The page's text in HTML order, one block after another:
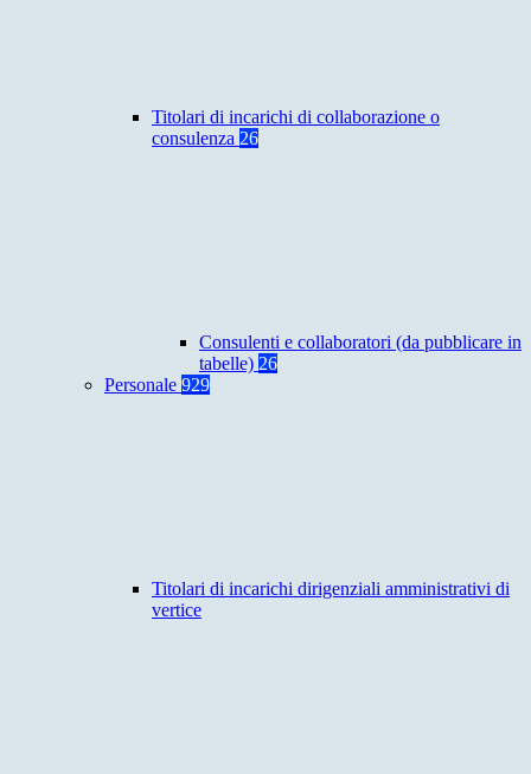
Titolari di incarichi di collaborazione o
consulenza 26
Consulenti e collaboratori (da pubblicare in
tabelle) 26
Personale 929
Titolari di incarichi dirigenziali amministrativi di
vertice